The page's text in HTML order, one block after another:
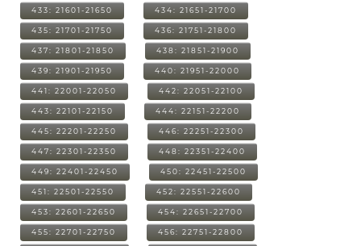
433: 21601-21650 434: 21651-21700
435: 21701-21750 436: 21751-21800
437: 21801-21850 438: 21851-21900
439: 21901-21950 440: 21951-22000
441: 22001-22050 442: 22051-22100
443: 22101-22150 444: 22151-22200
445: 22201-22250 446: 22251-22300
447: 22301-22350 448: 22351-22400
449: 22401-22450 450: 22451-22500
451: 22501-22550 452: 22551-22600
453: 22601-22650 454: 22651-22700
455: 22701-22750 456: 22751-22800